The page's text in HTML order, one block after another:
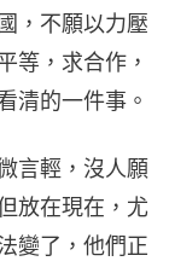
，不願以力壓
等，求合作，
清的一件事。
言輕，沒人願
放在現在，尤
變了，他們正